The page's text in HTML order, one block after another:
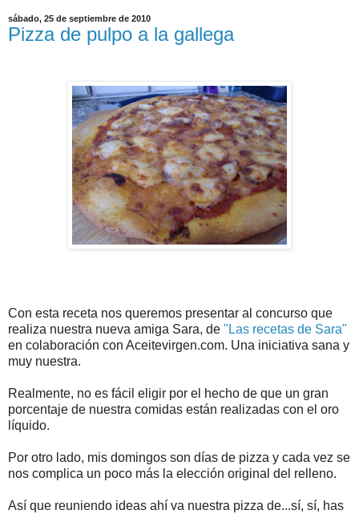
sábado, 25 de septiembre de 2010
Pizza de pulpo a la gallega
Con esta receta nos queremos presentar al concurso que
realiza nuestra nueva amiga Sara, de "Las recetas de Sara"
en colaboración con Aceitevirgen.com. Una iniciativa sana y
muy nuestra.
Realmente, no es fácil eligir por el hecho de que un gran
porcentaje de nuestra comidas están realizadas con el oro
líquido.
Por otro lado, mis domingos son días de pizza y cada vez se
nos complica un poco más la elección original del relleno.
Así que reuniendo ideas ahí va nuestra pizza de...sí, sí, has